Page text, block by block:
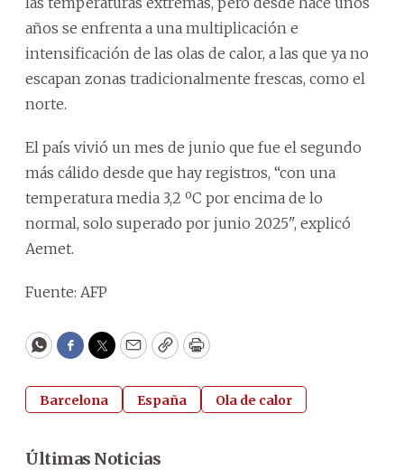
años se enfrenta a una multiplicación e
intensificación de las olas de calor, a las que ya no
escapan zonas tradicionalmente frescas, como el
norte.
El país vivió un mes de junio que fue el segundo
más cálido desde que hay registros, “con una
temperatura media 3,2 ºC por encima de lo
normal, solo superado por junio 2025", explicó
Aemet.
Fuente: AFP
WhatsApp
Facebook
Twitter
EmailCopyPrint
Barcelona España Ola de calor
Últimas Noticias